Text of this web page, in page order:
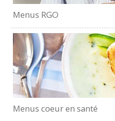
Menus RGO
Menus coeur en santé